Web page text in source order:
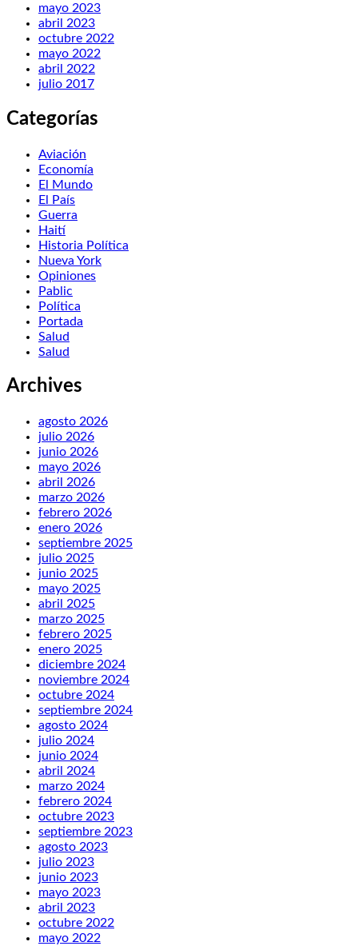
mayo 2023
abril 2023
octubre 2022
mayo 2022
abril 2022
julio 2017
Categorías
Aviación
Economía
El Mundo
El País
Guerra
Haití
Historia Política
Nueva York
Opiniones
Pablic
Política
Portada
Salud
Salud
Archives
agosto 2026
julio 2026
junio 2026
mayo 2026
abril 2026
marzo 2026
febrero 2026
enero 2026
septiembre 2025
julio 2025
junio 2025
mayo 2025
abril 2025
marzo 2025
febrero 2025
enero 2025
diciembre 2024
noviembre 2024
octubre 2024
septiembre 2024
agosto 2024
julio 2024
junio 2024
abril 2024
marzo 2024
febrero 2024
octubre 2023
septiembre 2023
agosto 2023
julio 2023
junio 2023
mayo 2023
abril 2023
octubre 2022
mayo 2022